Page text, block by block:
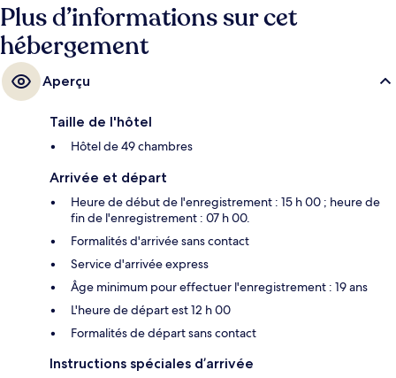
Plus d’informations sur cet
hébergement
Aperçu
Taille de l'hôtel
Hôtel de 49 chambres
Arrivée et départ
Heure de début de l'enregistrement : 15 h 00 ; heure de
fin de l'enregistrement : 07 h 00.
Formalités d'arrivée sans contact
Service d'arrivée express
Âge minimum pour effectuer l'enregistrement : 19 ans
L'heure de départ est 12 h 00
Formalités de départ sans contact
Instructions spéciales d’arrivée